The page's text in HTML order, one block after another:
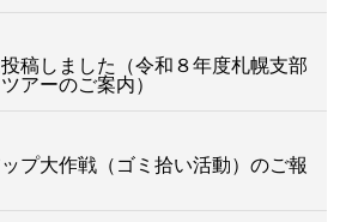
稿しました（令和８年度札幌支部
アーのご案内）
プ大作戦（ゴミ拾い活動）のご報